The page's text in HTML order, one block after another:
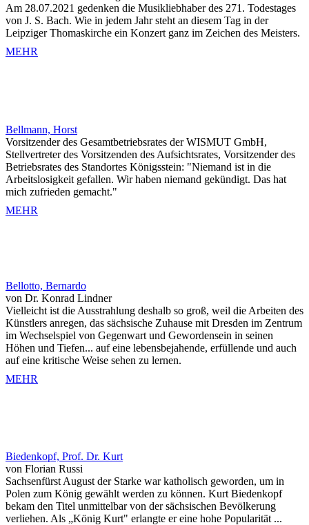
Am 28.07.2021 gedenken die Musikliebhaber des 271. Todestages
von J. S. Bach. Wie in jedem Jahr steht an diesem Tag in der
Leipziger Thomaskirche ein Konzert ganz im Zeichen des Meisters.
MEHR
Bellmann, Horst
Vorsitzender des Gesamtbetriebsrates der WISMUT GmbH,
Stellvertreter des Vorsitzenden des Aufsichtsrates, Vorsitzender des
Betriebsrates des Standortes Königsstein: "Niemand ist in die
Arbeitslosigkeit gefallen. Wir haben niemand gekündigt. Das hat
mich zufrieden gemacht."
MEHR
Bellotto, Bernardo
von Dr. Konrad Lindner
Vielleicht ist die Ausstrahlung deshalb so groß, weil die Arbeiten des
Künstlers anregen, das sächsische Zuhause mit Dresden im Zentrum
im Wechselspiel von Gegenwart und Gewordensein in seinen
Höhen und Tiefen... auf eine lebensbejahende, erfüllende und auch
auf eine kritische Weise sehen zu lernen.
MEHR
Biedenkopf, Prof. Dr. Kurt
von Florian Russi
Sachsenfürst August der Starke war katholisch geworden, um in
Polen zum König gewählt werden zu können. Kurt Biedenkopf
bekam den Titel unmittelbar von der sächsischen Bevölkerung
verliehen. Als „König Kurt" erlangte er eine hohe Popularität ...